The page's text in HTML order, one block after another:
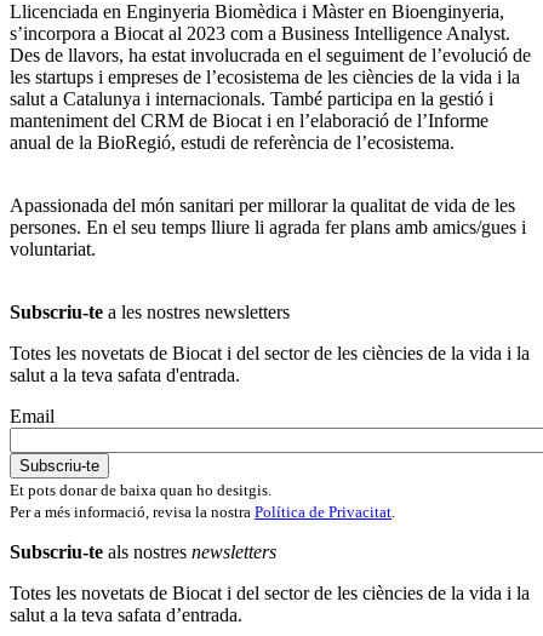
Llicenciada en Enginyeria Biomèdica i Màster en Bioenginyeria,
s’incorpora a Biocat al 2023 com a Business Intelligence Analyst.
Des de llavors, ha estat involucrada en el seguiment de l’evolució de
les startups i empreses de l’ecosistema de les ciències de la vida i la
salut a Catalunya i internacionals. També participa en la gestió i
manteniment del CRM de Biocat i en l’elaboració de l’Informe
anual de la BioRegió, estudi de referència de l’ecosistema.
Apassionada del món sanitari per millorar la qualitat de vida de les
persones. En el seu temps lliure li agrada fer plans amb amics/gues i
voluntariat.
Subscriu-te a les nostres newsletters
Totes les novetats de Biocat i del sector de les ciències de la vida i la
salut a la teva safata d'entrada.
Email
Et pots donar de baixa quan ho desitgis.
Per a més informació, revisa la nostra Política de Privacitat.
Subscriu-te als nostres newsletters
Totes les novetats de Biocat i del sector de les ciències de la vida i la
salut a la teva safata d’entrada.